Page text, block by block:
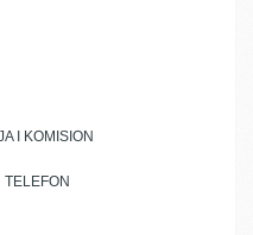
I KOMISION
TELEFON